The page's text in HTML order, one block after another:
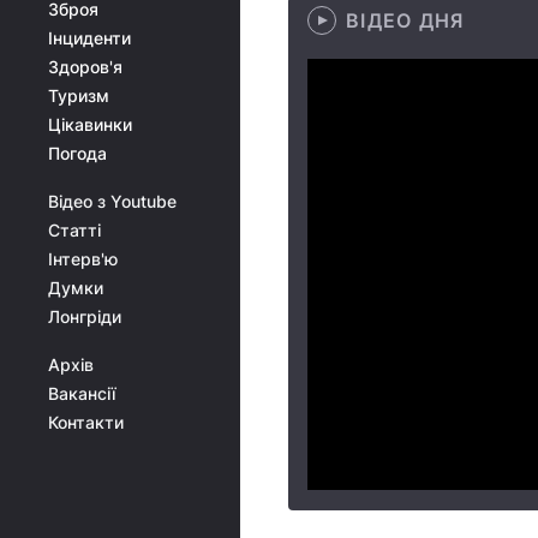
Зброя
Інциденти
Здоров'я
Туризм
Цікавинки
Погода
Відео з Youtube
Статті
Інтерв'ю
Думки
Лонгріди
Архів
Вакансії
Контакти
ВІДЕО ДНЯ